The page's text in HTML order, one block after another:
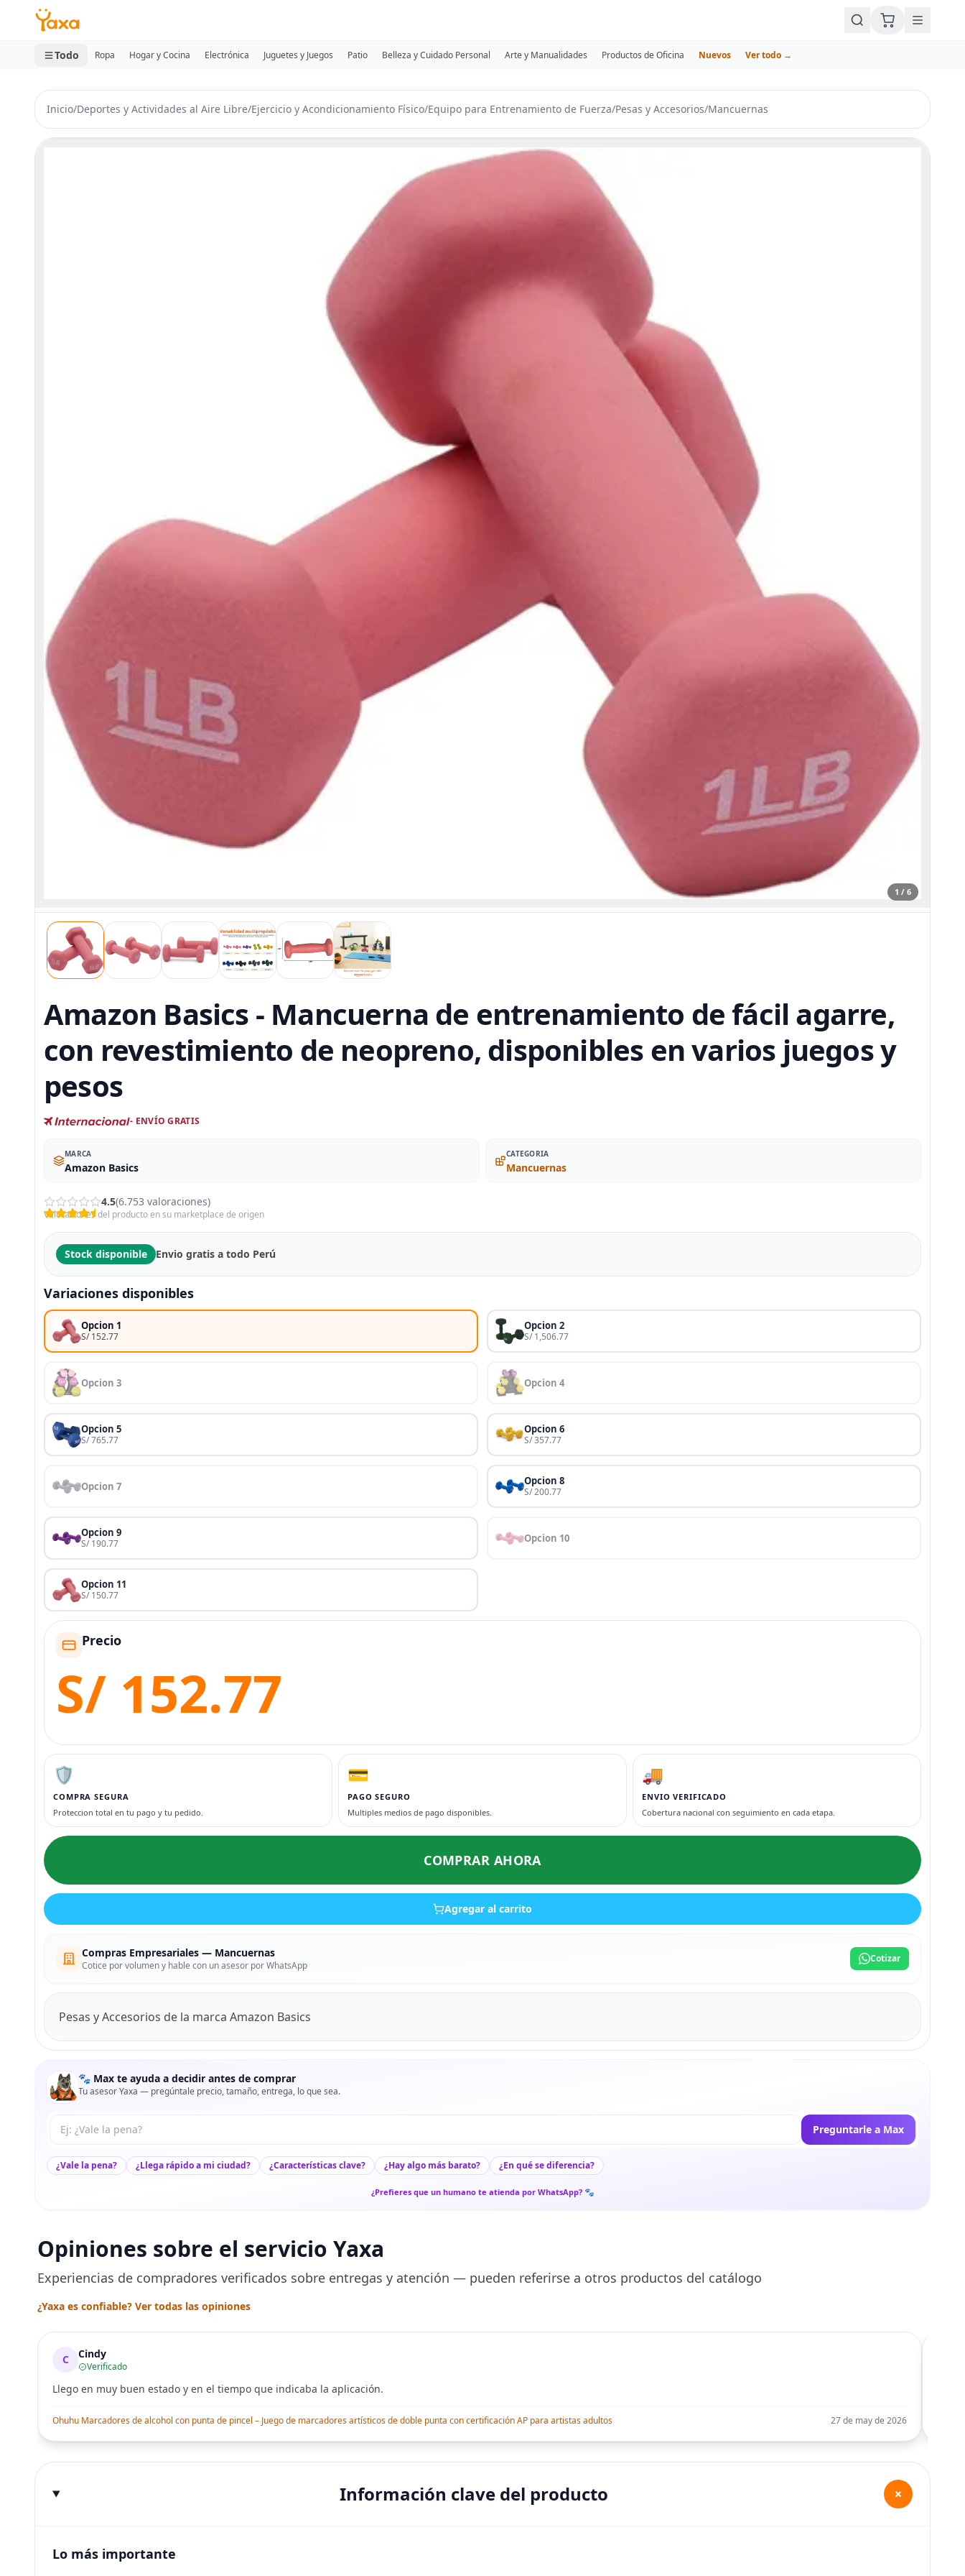
MINI CARRITO
0 productos
Todo Ropa Hogar y Cocina Electrónica Juguetes y Juegos Patio Belleza y Cuidado Personal Arte y Manualidades Productos de Oficina Nuevos Ver todo →
Inicio/Deportes y Actividades al Aire Libre/Ejercicio y Acondicionamiento Físico/Equipo para Entrenamiento de Fuerza/Pesas y Accesorios/Mancuernas
1 / 6
Amazon Basics - Mancuerna de entrenamiento de fácil agarre,
con revestimiento de neopreno, disponibles en varios juegos y
pesos
- ENVÍO GRATIS
MARCA
Amazon Basics
CATEGORIA
Mancuernas
4.5(6.753 valoraciones)
Valoraciones del producto en su marketplace de origen
Stock disponible Envio gratis a todo Perú
Variaciones disponibles
Opcion 1
S/ 152.77
Opcion 2
S/ 1,506.77
Opcion 3 Opcion 4
Opcion 5
S/ 765.77
Opcion 6
S/ 357.77
Opcion 7 Opcion 8
S/ 200.77
Opcion 9
S/ 190.77 Opcion 10
Opcion 11
S/ 150.77
Precio
S/ 152.77
🛡️
COMPRA SEGURA
Proteccion total en tu pago y tu pedido.
💳
PAGO SEGURO
Multiples medios de pago disponibles.
🚚
ENVIO VERIFICADO
Cobertura nacional con seguimiento en cada etapa.
COMPRAR AHORA
Agregar al carrito
Compras Empresariales — Mancuernas
Cotice por volumen y hable con un asesor por WhatsApp
Cotizar
Pesas y Accesorios de la marca Amazon Basics
🐾 Max te ayuda a decidir antes de comprar
Tu asesor Yaxa — pregúntale precio, tamaño, entrega, lo que sea.
Tu pregunta a Max Preguntarle a Max
¿Vale la pena? ¿Llega rápido a mi ciudad? ¿Características clave? ¿Hay algo más barato? ¿En qué se diferencia?
¿Prefieres que un humano te atienda por WhatsApp? 🐾
Opiniones sobre el servicio Yaxa
Experiencias de compradores verificados sobre entregas y atención — pueden referirse a otros productos del catálogo
¿Yaxa es confiable? Ver todas las opiniones
C Cindy
Verificado
Llego en muy buen estado y en el tiempo que indicaba la aplicación.
Ohuhu Marcadores de alcohol con punta de pincel – Juego de marcadores artísticos de doble punta con certificación AP para artistas adultos 27 de may de 2026
Información clave del producto +
Lo más importante